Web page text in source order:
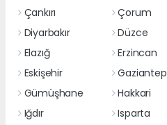
Çankırı
Çorum
Diyarbakır
Düzce
Elazığ
Erzincan
Eskişehir
Gaziantep
Gümüşhane
Hakkari
Iğdır
Isparta